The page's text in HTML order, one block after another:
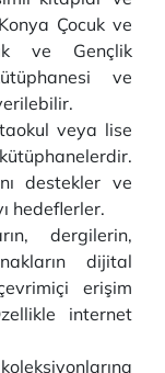
Çocuk ve
ve Gençlik
ve
veya lise
destekler ve
hedeflerler.
dergilerin,
dijital
erişim
internet